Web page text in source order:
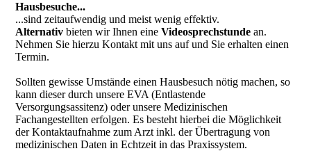
Hausbesuche...
...sind zeitaufwendig und meist wenig effektiv.
Alternativbieten wir Ihnen eineVideosprechstunde an.
Nehmen Sie hierzu Kontakt mit uns auf und Sie erhalten einen
Termin.
Sollten gewisse Umstände einen Hausbesuch nötig machen, so
kann dieser durch unsere EVA (Entlastende
Versorgungsassitenz) oder unsere Medizinischen
Fachangestellten erfolgen. Es besteht hierbei die Möglichkeit
der Kontaktaufnahme zum Arzt inkl. der Übertragung von
medizinischen Daten in Echtzeit in das Praxissystem.